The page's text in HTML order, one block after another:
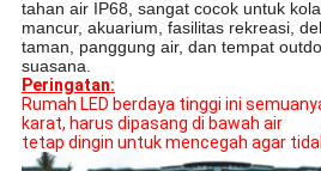
tahan air IP68, sangat cocok untuk
mancur, akuarium, fasilitas rekreasi,
taman, panggung air, dan tempat
suasana.
Peringatan:
Rumah LED berdaya tinggi ini
karat, harus dipasang di bawah air
tetap dingin untuk mencegah agar